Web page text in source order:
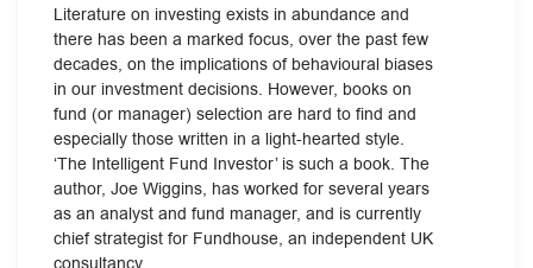
Literature on investing exists in abundance and
there has been a marked focus, over the past few
decades, on the implications of behavioural biases
in our investment decisions. However, books on
fund (or manager) selection are hard to find and
especially those written in a light-hearted style.
‘The Intelligent Fund Investor’ is such a book. The
author, Joe Wiggins, has worked for several years
as an analyst and fund manager, and is currently
chief strategist for Fundhouse, an independent UK
consultancy.